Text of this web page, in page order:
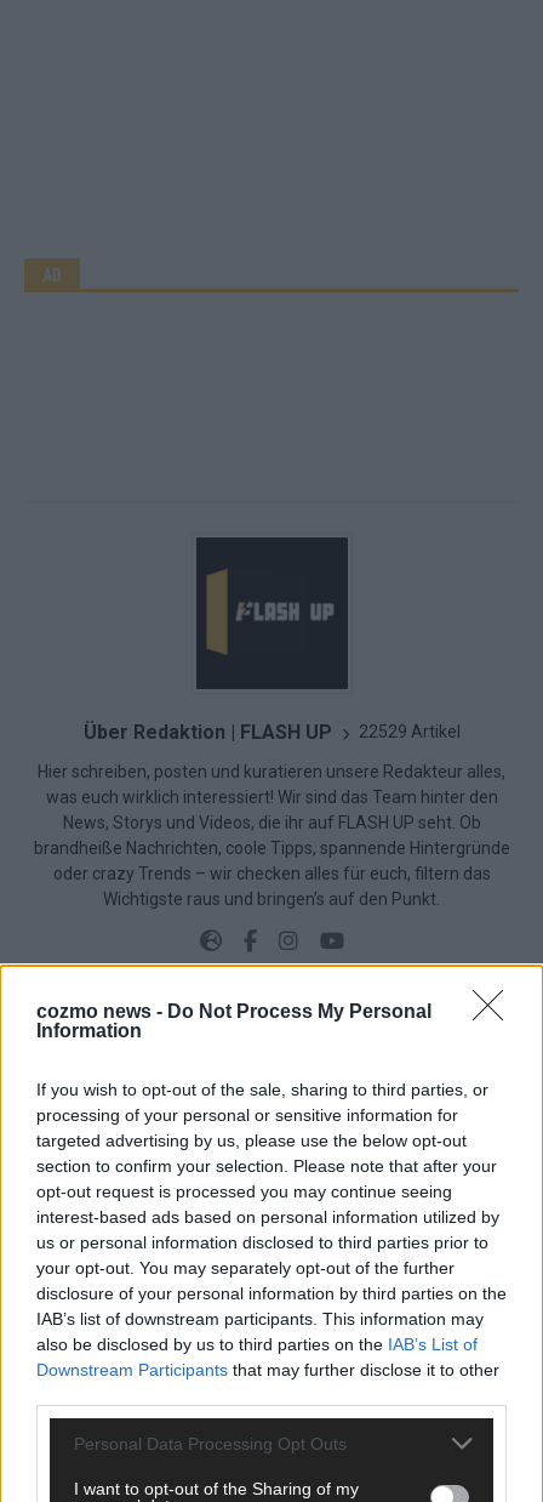
cozmo news - Do Not Process My Personal
Information
If you wish to opt-out of the sale, sharing to third parties, or
processing of your personal or sensitive information for
targeted advertising by us, please use the below opt-out
section to confirm your selection. Please note that after your
opt-out request is processed you may continue seeing
interest-based ads based on personal information utilized by
us or personal information disclosed to third parties prior to
your opt-out. You may separately opt-out of the further
disclosure of your personal information by third parties on the
IAB’s list of downstream participants. This information may
also be disclosed by us to third parties on the IAB’s List of
Downstream Participants that may further disclose it to other
Personal Data Processing Opt Outs
I want to opt-out of the Sharing of my
AD
Über Redaktion | FLASH UP 22529 Artikel
Hier schreiben, posten und kuratieren unsere Redakteur alles,
was euch wirklich interessiert! Wir sind das Team hinter den
News, Storys und Videos, die ihr auf FLASH UP seht. Ob
brandheiße Nachrichten, coole Tipps, spannende Hintergründe
oder crazy Trends – wir checken alles für euch, filtern das
Wichtigste raus und bringen’s auf den Punkt.
Monaco, Sallys Café, Westernbrauerei – der
Europa-Park 2026 macht vieles neu
EXTRA
Juni 2026
unser Kommentar zum ESC 2026
KOMMENTAR
Mai 2026